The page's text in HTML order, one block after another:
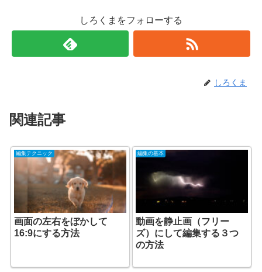
しろくまをフォローする
しろくま
関連記事
編集テクニック
画面の左右をぼかして
16:9にする方法
編集の基本
動画を静止画（フリー
ズ）にして編集する３つ
の方法